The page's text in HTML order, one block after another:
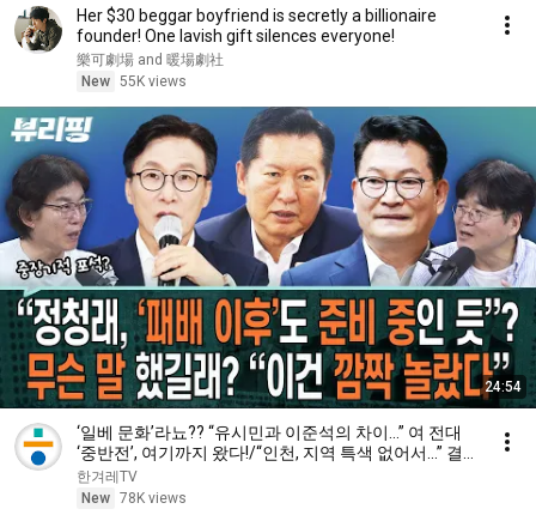
Her $30 beggar boyfriend is secretly a billionaire
founder! One lavish gift silences everyone!
樂可劇場 and 暖場劇社
New 55K views
24:54
‘일베 문화’라뇨?? “유시민과 이준석의 차이...” 여 전대
‘중반전’, 여기까지 왔다!/“인천, 지역 특색 없어서...” 결
과는?(하어영,박진영,김만권)ㅣ뷰리핑 0807 클립1
한겨레TV
New 78K views